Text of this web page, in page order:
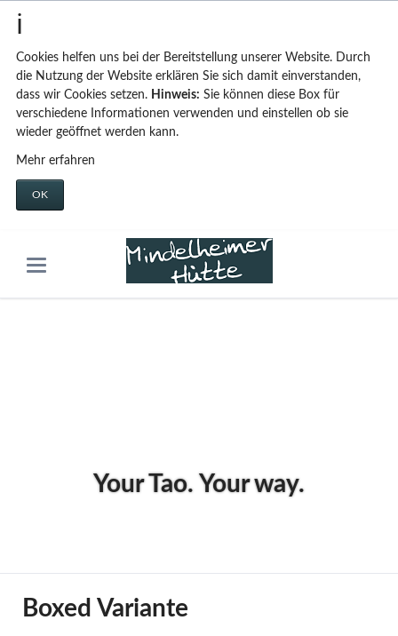
Cookies helfen uns bei der Bereitstellung unserer Website. Durch
die Nutzung der Website erklären Sie sich damit einverstanden,
dass wir Cookies setzen. Hinweis: Sie können diese Box für
verschiedene Informationen verwenden und einstellen ob sie
wieder geöffnet werden kann.
Mehr erfahren
OK
Your Tao. Your way.
Boxed Variante